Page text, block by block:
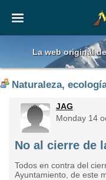
La web original
Naturaleza,
JAG
Monday 14
No al cierre de
Todos en contra del
Ayuntamiento, de este